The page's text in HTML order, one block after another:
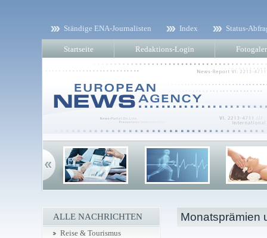
Ständige ENA-Journalisten Index Status-
Startseite Redaktions-Login
Monatsprämien
ALLE NACHRICHTEN
Reise & Tourismus